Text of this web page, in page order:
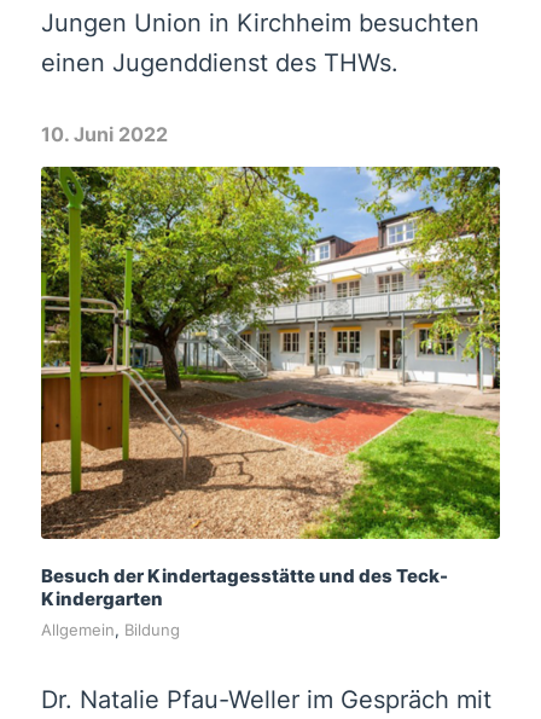
Jungen Union in Kirchheim besuchten
einen Jugenddienst des THWs.
10. Juni 2022
Besuch der Kindertagesstätte und des Teck-
Kindergarten
Allgemein, Bildung
Dr. Natalie Pfau-Weller im Gespräch mit